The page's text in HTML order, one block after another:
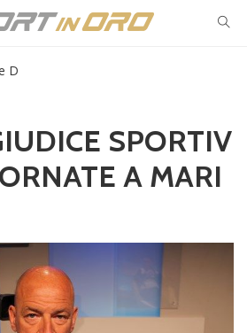
D
SPORTIV
A MARI